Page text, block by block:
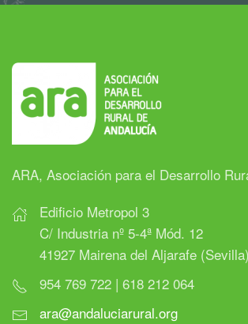
ARA, Asociación para el Desarrollo
Edificio Metropol 3
C/ Industria nº 5-4ª Mód. 12
41927 Mairena del Aljarafe (Sevilla)
954 769 722 | 618 212 064
ara@andaluciarural.org